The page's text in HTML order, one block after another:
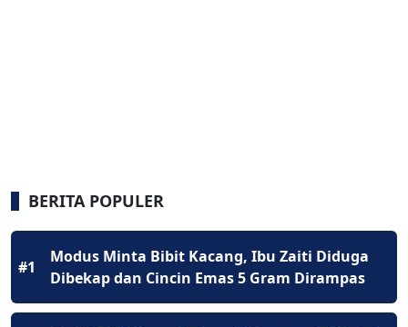
BERITA POPULER
#1
Modus Minta Bibit Kacang, Ibu Zaiti Diduga
Dibekap dan Cincin Emas 5 Gram Dirampas